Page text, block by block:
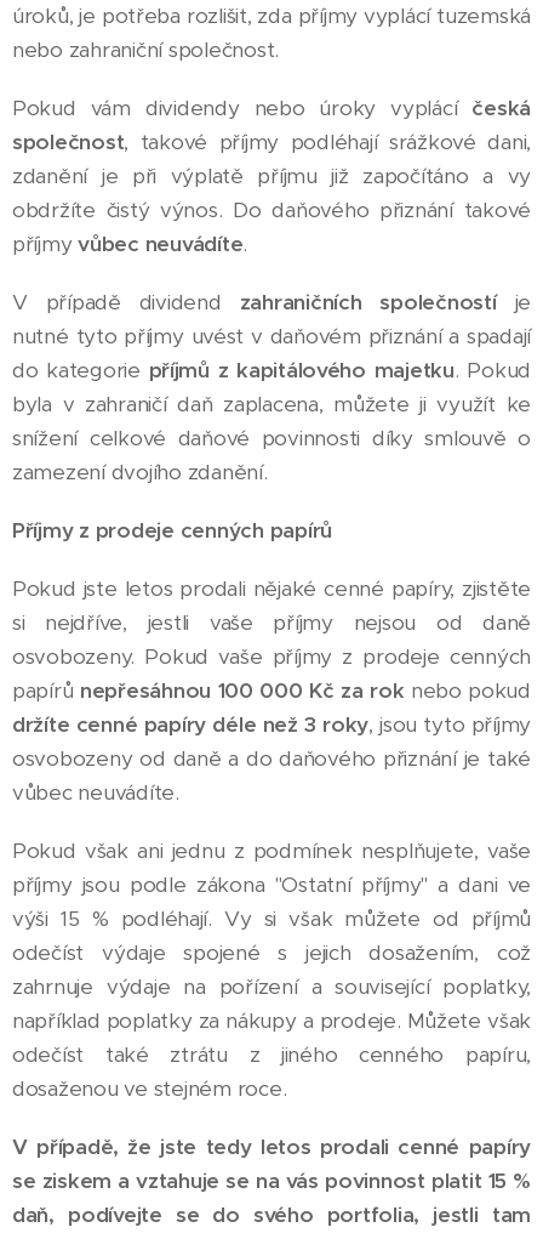
úroků, je potřeba rozlišit, zda příjmy vyplácí tuzemská
nebo zahraniční společnost.
Pokud vám dividendy nebo úroky vyplácí česká
společnost, takové příjmy podléhají srážkové dani,
zdanění je při výplatě příjmu již započítáno a vy
obdržíte čistý výnos. Do daňového přiznání takové
příjmyvůbec neuvádíte.
V případě dividend zahraničních společnostíje
nutné tyto příjmy uvést v daňovém přiznání a spadají
do kategorie příjmů z kapitálového majetku. Pokud
byla v zahraničí daň zaplacena, můžete ji využít ke
snížení celkové daňové povinnosti díky smlouvě o
zamezení dvojího zdanění.
Příjmy z prodeje cenných papírů
Pokud jste letos prodali nějaké cenné papíry, zjistěte
si nejdříve, jestli vaše příjmy nejsou od daně
osvobozeny. Pokud vaše příjmy z prodeje cenných
papírů nepřesáhnou 100 000 Kč za rok nebo pokud
držíte cenné papíry déle než 3 roky, jsou tyto příjmy
osvobozeny od daně a do daňového přiznání je také
vůbec neuvádíte.
Pokud však ani jednu z podmínek nesplňujete, vaše
příjmy jsou podle zákona "Ostatní příjmy" a dani ve
výši 15 % podléhají. Vy si však můžete od příjmů
odečíst výdaje spojené s jejich dosažením, což
zahrnuje výdaje na pořízení a související poplatky,
například poplatky za nákupy a prodeje. Můžete však
odečíst také ztrátu z jiného cenného papíru,
dosaženou ve stejném roce.
V případě, že jste tedy letos prodali cenné papíry
se ziskem a vztahuje se na vás povinnost platit 15 %
daň, podívejte se do svého portfolia, jestli tam